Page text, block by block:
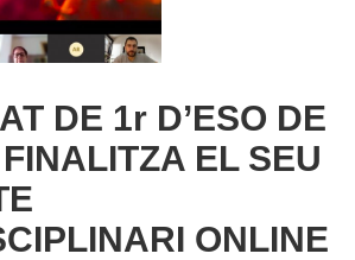
DE 1r D’ESO DE
EL SEU
ONLINE